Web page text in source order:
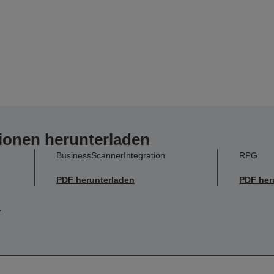
herunterladen
BusinessScannerIntegration
PDF herunterladen
RPG
PDF